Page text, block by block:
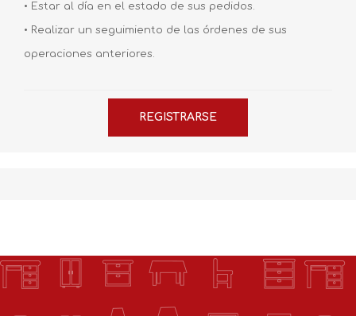
• Estar al día en el estado de sus pedidos.
• Realizar un seguimiento de las órdenes de sus
operaciones anteriores.